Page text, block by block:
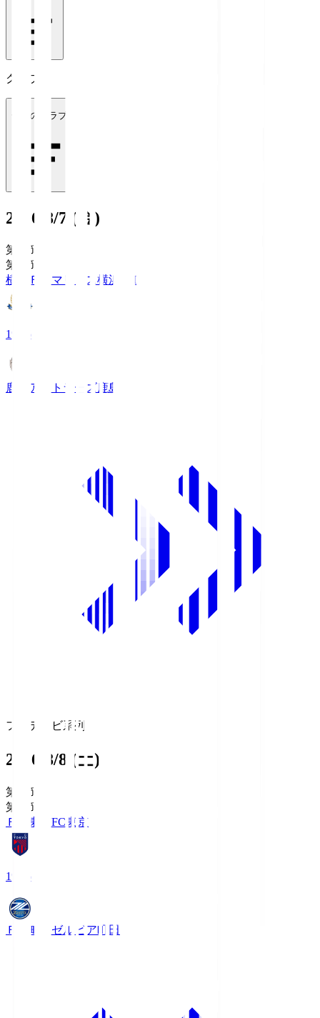
クラブ
全てのクラブ
2026/8/7 (金)
第1節
第1節
横浜Ｆ・マリノス横浜FM
19:26
鹿島アントラーズ鹿島
フジテレビ系列
2026/8/8 (土)
第1節
第1節
ＦＣ東京 FC東京
19:06
ＦＣ町田ゼルビア町田